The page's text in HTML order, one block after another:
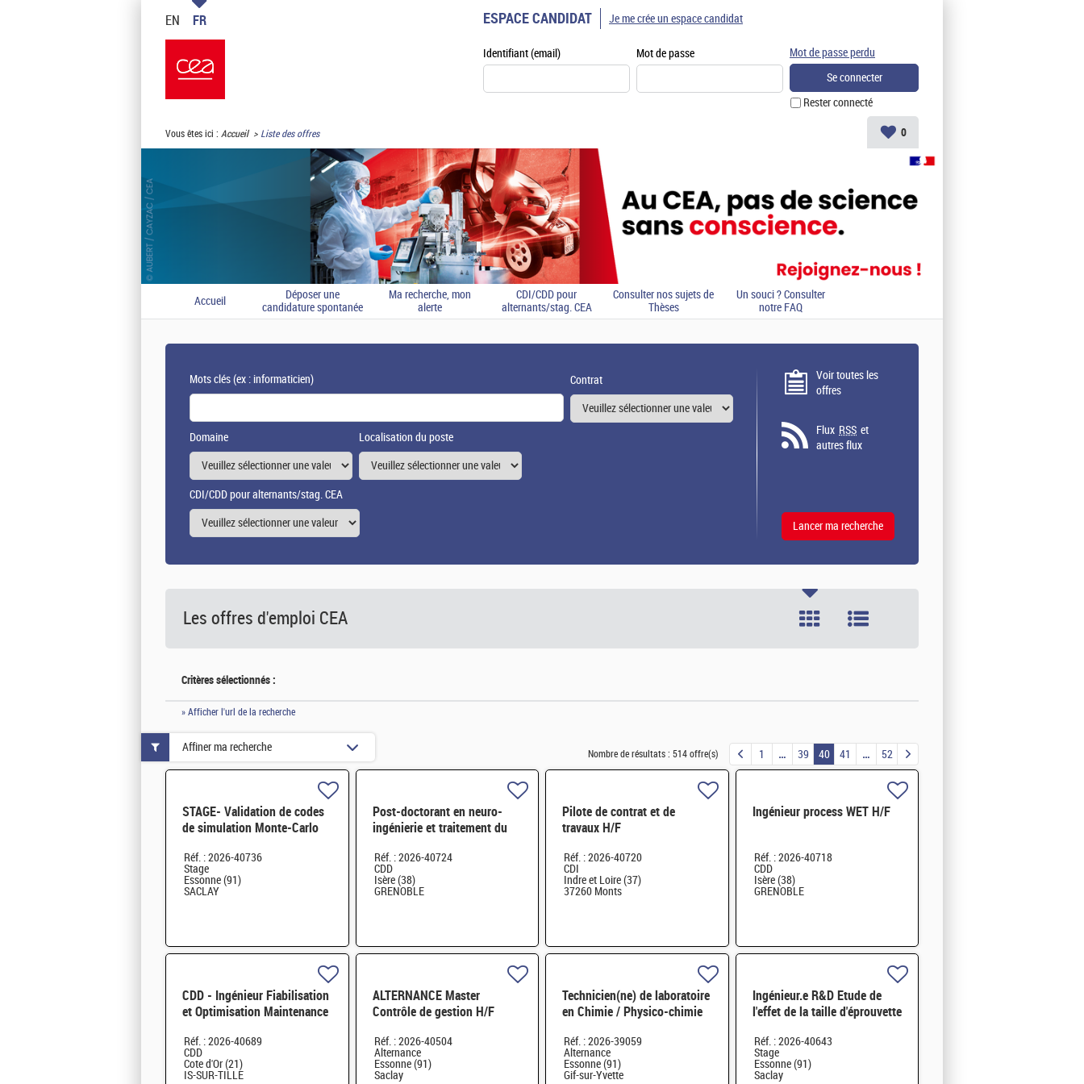
EN FR ESPACE CANDIDAT
Identifiant (email) Mot de passe
Rester connecté
Mot de passe perdu
Je me crée un espace candidat
Vous êtes ici : Accueil Liste des offres 0
Accueil
Déposer une
candidature spontanée
Ma recherche, mon
alerte
CDI/CDD pour
alternants/stag. CEA
Consulter nos sujets de
Thèses
Un souci ? Consulter
notre FAQ
Mots clés(ex : informaticien) Contrat
Domaine Localisation du poste
CDI/CDD pour alternants/stag. CEA
Voir toutes les
offres
Flux RSS et
autres flux
Les offres d'emploi CEA
Critères sélectionnés :
» Afficher l'url de la recherche
Nombre de résultats : 514 offre(s) 1 39 40 41 52
STAGE- Validation de codes
de simulation Monte-Carlo
énergie . H/F
Réf. : 2026-40736
Stage
Essonne (91)
SACLAY
Post-doctorant en neuro-
ingénierie et traitement du
Réf. : 2026-40724
CDD
Isère (38)
GRENOBLE
Pilote de contrat et de
travaux H/F
Réf. : 2026-40720
CDI
Indre et Loire (37)
37260 Monts
Ingénieur process WET H/F
Réf. : 2026-40718
CDD
Isère (38)
GRENOBLE
CDD - Ingénieur Fiabilisation
et Optimisation Maintenance
Réf. : 2026-40689
CDD
Cote d'Or (21)
IS-SUR-TILLE
ALTERNANCE Master
Contrôle de gestion H/F
Réf. : 2026-40504
Alternance
Essonne (91)
Saclay
Technicien(ne) de laboratoire
en Chimie / Physico-chimie
Réf. : 2026-39059
Alternance
Essonne (91)
Gif-sur-Yvette
Ingénieur.e R&D Etude de
l'effet de la taille d'éprouvette
d'aluminium H/F
Réf. : 2026-40643
Stage
Essonne (91)
Saclay
Affiner ma recherche